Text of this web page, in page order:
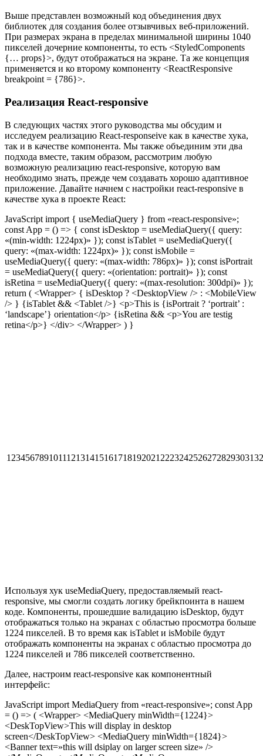
Выше представлен возможный код объединения двух
библиотек для создания более отзывчивых веб-приложений.
При размерах экрана в пределах минимальной ширины 1040
пикселей дочерние компоненты, то есть <StyledComponents
{… props}>, будут отображаться на экране. Та же концепция
применяется и ко второму компоненту <ReactResponsive
breakpoint = {786}>.
Реализация React-responsive
В следующих частях этого руководства мы обсудим и
исследуем реализацию React-responseive как в качестве хука,
так и в качестве компонента. Мы также объединим эти два
подхода вместе, таким образом, рассмотрим любую
возможную реализацию react-responsive, которую вам
необходимо знать, прежде чем создавать хорошо адаптивное
приложение. Давайте начнем с настройки react-responsive в
качестве хука в проекте React:
JavaScript import { useMediaQuery } from «react-responsive»;
const App = () => { const isDesktop = useMediaQuery({ query:
«(min-width: 1224px)» }); const isTablet = useMediaQuery({
query: «(max-width: 1224px)» }); const isMobile =
useMediaQuery({ query: «(max-width: 786px)» }); const isPortrait
= useMediaQuery({ query: «(orientation: portrait)» }); const
isRetina = useMediaQuery({ query: «(max-resolution: 300dpi)» });
return ( <Wrapper> { isDesktop ? <DesktopView /> : <MobileView
/> } {isTablet && <Tablet />} <p>This is {isPortrait ? ‘portrait’ :
‘landscape’} orientation</p> {isRetina && <p>You are testig
retina</p>} </div> </Wrapper> ) }
Используя хук useMediaQuery, предоставляемый react-
responsive, мы смогли создать логику брейкпоинта в нашем
коде. Компоненты, прошедшие валидацию isDesktop, будут
отображаться только на экранах с областью просмотра больше
1224 пикселей. В то время как isTablet и isMobile будут
отображать компоненты на экранах с областью просмотра до
1224 пикселей и 786 пикселей соответственно.
Далее, настроим react-responsive как компонентный
интерфейс:
JavaScript import MediaQuery from «react-responsive»; const App
= () => ( <Wrapper> <MediaQuery minWidth={1224}>
<DeskTopView>This will display in desktop
screen</DeskTopView> <MediaQuery minWidth={1824}>
<Banner text=»this will dsiplay on larger screen size» />